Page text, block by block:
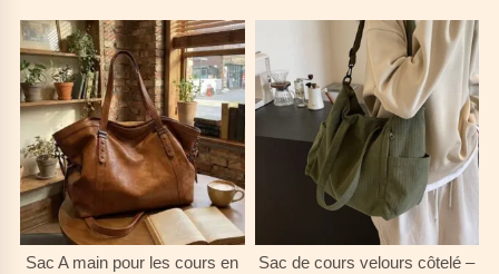
Sac A main pour les cours en
Sac de cours velours côtelé –